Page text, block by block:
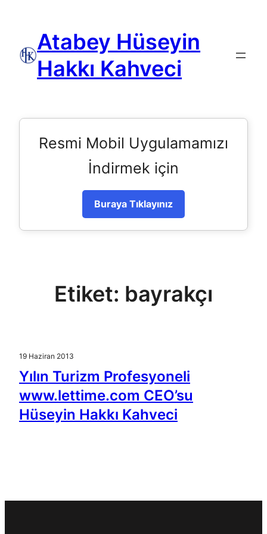
Atabey Hüseyin
Hakkı Kahveci
Resmi Mobil Uygulamamızı
İndirmek için
Buraya Tıklayınız
Etiket: bayrakçı
19 Haziran 2013
Yılın Turizm Profesyoneli
www.lettime.com CEO’su
Hüseyin Hakkı Kahveci